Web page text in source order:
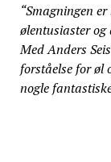
“Smagningen
ølentusiaster og
Med Anders
forståelse for øl
nogle